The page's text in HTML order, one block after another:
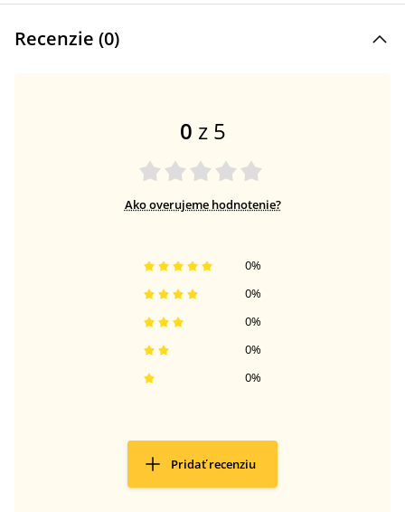
Recenzie (0)
0 z 5
Ako overujeme hodnotenie?
0%
0%
0%
0%
0%
Pridať recenziu